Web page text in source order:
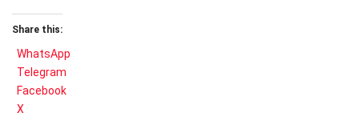
Share this:
WhatsApp
Telegram
Facebook
X